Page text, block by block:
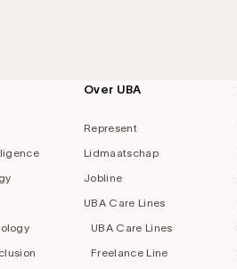
Over UBA
Represent
Lidmaatschap
Jobline
UBA Care Lines
UBA Care Lines
Freelance Line